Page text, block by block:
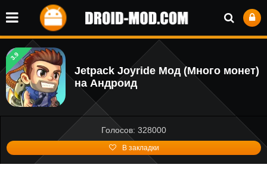
3.9
Jetpack Joyride Мод (Много монет)
на Андроид
Голосов: 328000
В закладки